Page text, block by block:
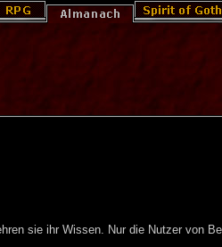
sie ihr Wissen. Nur die Nutzer von